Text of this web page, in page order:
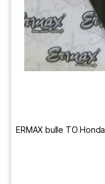
ERMAX bulle TO